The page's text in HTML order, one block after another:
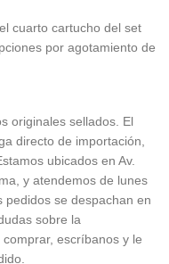
cuarto cartucho del set
por agotamiento de
originales sellados. El
directo de importación,
ubicados en Av.
y atendemos de lunes
se despachan en
sobre la
escríbanos y le